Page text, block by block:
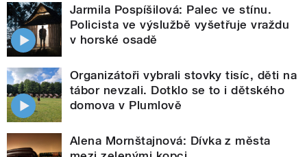
Jarmila Pospíšilová: Palec ve stínu.
Policista ve výslužbě vyšetřuje vraždu
v horské osadě
Organizátoři vybrali stovky tisíc, děti na
tábor nevzali. Dotklo se to i dětského
domova v Plumlově
Alena Mornštajnová: Dívka z města